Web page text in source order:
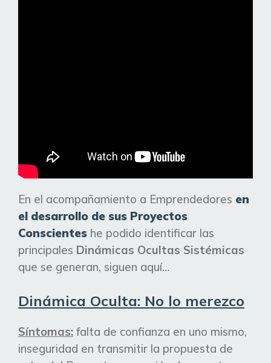
En el acompañamiento a Emprendedores en
el desarrollo de sus Proyectos
Conscientes he podido identificar las
principales Dinámicas Ocultas Sistémicas
que se generan, siguen aquí…
Dinámica Oculta: No lo merezco
Síntomas: falta de confianza en uno mismo,
inseguridad en transmitir la propuesta de